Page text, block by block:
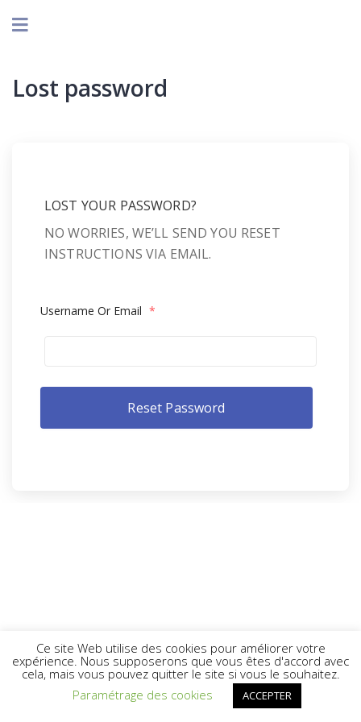
Lost password
LOST YOUR PASSWORD?
NO WORRIES, WE’LL SEND YOU RESET
INSTRUCTIONS VIA EMAIL.
Username Or Email *
Ce site Web utilise des cookies pour améliorer votre
expérience. Nous supposerons que vous êtes d'accord avec
cela, mais vous pouvez quitter le site si vous le souhaitez.
Paramétrage des cookies
ACCEPTER